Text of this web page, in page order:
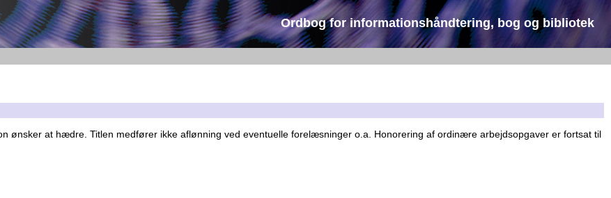
Ordbog for informationshåndtering, bog og bibliotek
ønsker at hædre. Titlen medfører ikke aflønning ved eventuelle forelæsninger o.a. Honorering af ordinære arbejdsopgaver er fortsat til